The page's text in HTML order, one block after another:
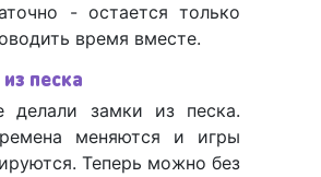
- остается только
время вместе.
песка
делали замки из песка.
меняются и игры
Теперь можно без